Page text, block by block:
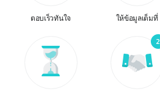
ตอบเร็วทันใจ ให้ข้อมูลเต็มที่
2